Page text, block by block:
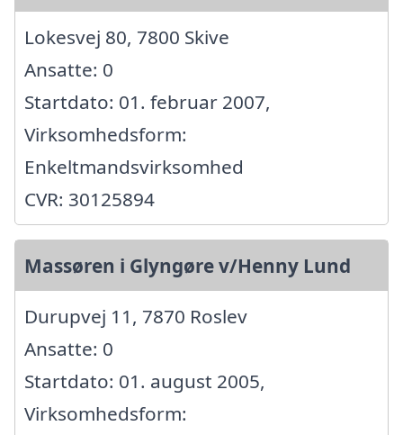
Lokesvej 80, 7800 Skive
Ansatte: 0
Startdato: 01. februar 2007,
Virksomhedsform:
Enkeltmandsvirksomhed
CVR: 30125894
Massøren i Glyngøre v/Henny Lund
Durupvej 11, 7870 Roslev
Ansatte: 0
Startdato: 01. august 2005,
Virksomhedsform: